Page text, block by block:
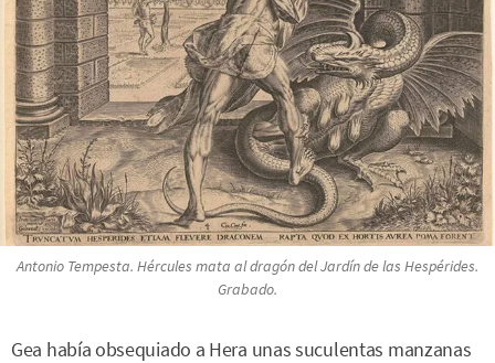
Antonio Tempesta. Hércules mata al dragón del Jardín de las Hespérides.
Grabado.
Gea había obsequiado a Hera unas suculentas manzanas